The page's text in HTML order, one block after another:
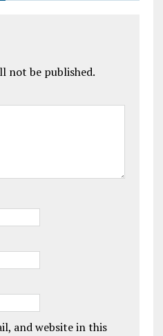
not be published.
and website in this